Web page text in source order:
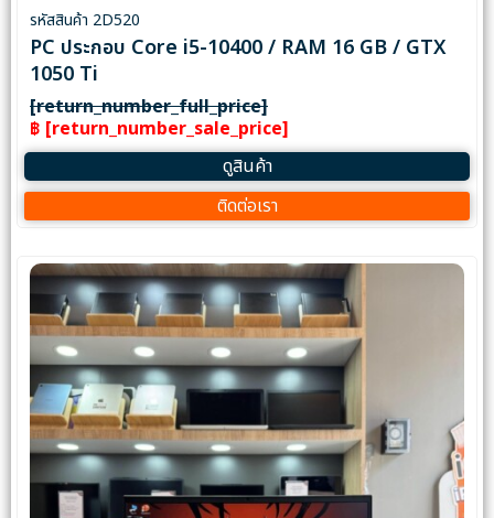
รหัสสินค้า 2D520
PC ประกอบ Core i5-10400 / RAM 16 GB / GTX
1050 Ti
[return_number_full_price]
฿ [return_number_sale_price]
ดูสินค้า
ติดต่อเรา